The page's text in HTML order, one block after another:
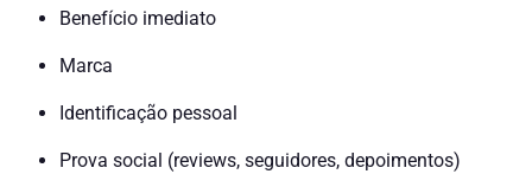
Benefício imediato
Marca
Identificação pessoal
Prova social (reviews, seguidores, depoimentos)